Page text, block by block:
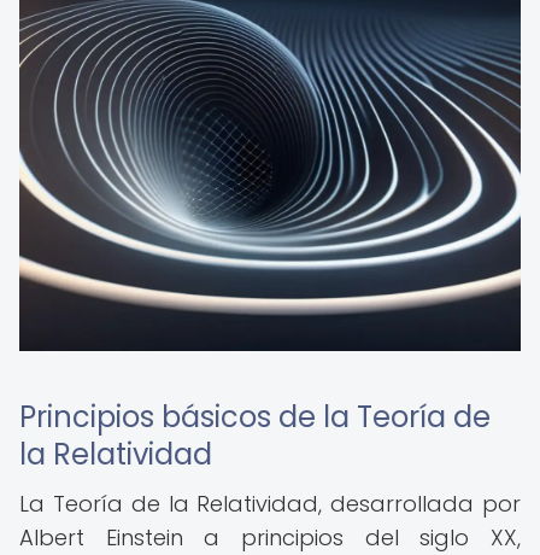
Principios básicos de la Teoría de
la Relatividad
La Teoría de la Relatividad, desarrollada por
Albert Einstein a principios del siglo XX,